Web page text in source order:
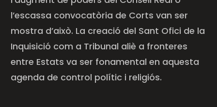
l’escassa convocatòria de Corts van ser
mostra d’això. La creació del Sant Ofici de la
Inquisició com a Tribunal aliè a fronteres
entre Estats va ser fonamental en aquesta
agenda de control polític i religiós.